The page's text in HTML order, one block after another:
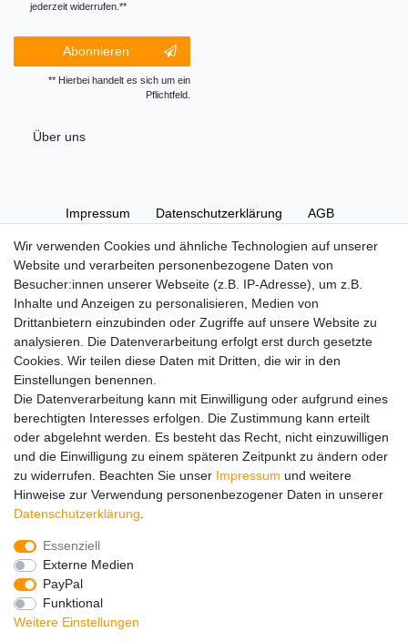
jederzeit widerrufen.**
Abonnieren
** Hierbei handelt es sich um ein
Pflichtfeld.
Wir verwenden Cookies und ähnliche Technologien auf unserer
Website und verarbeiten personenbezogene Daten von
Besucher:innen unserer Webseite (z.B. IP-Adresse), um z.B.
Inhalte und Anzeigen zu personalisieren, Medien von
Drittanbietern einzubinden oder Zugriffe auf unsere Website zu
analysieren. Die Datenverarbeitung erfolgt erst durch gesetzte
Cookies. Wir teilen diese Daten mit Dritten, die wir in den
Einstellungen benennen.
Die Datenverarbeitung kann mit Einwilligung oder aufgrund eines
berechtigten Interesses erfolgen. Die Zustimmung kann erteilt
oder abgelehnt werden. Es besteht das Recht, nicht einzuwilligen
und die Einwilligung zu einem späteren Zeitpunkt zu ändern oder
zu widerrufen. Beachten Sie unser Impressum und weitere
Hinweise zur Verwendung personenbezogener Daten in unserer
Daten­schutz­erklärung
Essenziell
Externe Medien
PayPal
Funktional
Weitere Einstellungen
Über uns
Impressum Daten­schutz­erklärung AGB
Widerrufs­recht Vertrag widerrufen Kontakt
Hinweise zur Batterieentsorgung
Im Zusammenhang mit dem Vertrieb von Batterien oder mit
der Lieferung von Geräten, die Batterien enthalten, sind wir
verpflichtet, Sie auf folgendes hinzuweisen:
Sie sind zur Rückgabe gebrauchter Batterien als Endnutzer
gesetzlich verpflichtet. Sie können Altbatterien, die wir als
Neubatterien im Sortiment führen oder geführt haben,
unentgeltlich an unserem Versandlager (Versandadresse)
zurückgeben. Die auf den Batterien abgebildeten Symbole
haben folgende Bedeutung:
Das Symbol der durchgekreuzten Mülltonne bedeutet, dass
die Batterie nicht in den Hausmüll gegeben werden darf.
Pb = Batterie enthält mehr als 0,004 Masseprozent Blei
Cd = Batterie enthält mehr als 0,002 Masseprozent
Cadmium
Hg = Batterie enthält mehr als 0,0005 Masseprozent